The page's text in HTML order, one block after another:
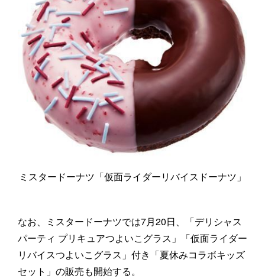
ミスタードーナツ「仮面ライダーリバイスドーナツ」
なお、ミスタードーナツでは7月20日、「デリシャス
パーティ プリキュアつよいこグラス」「仮面ライダー
リバイスつよいこグラス」付き「夏休みコラボキッズ
セット」の販売も開始する。